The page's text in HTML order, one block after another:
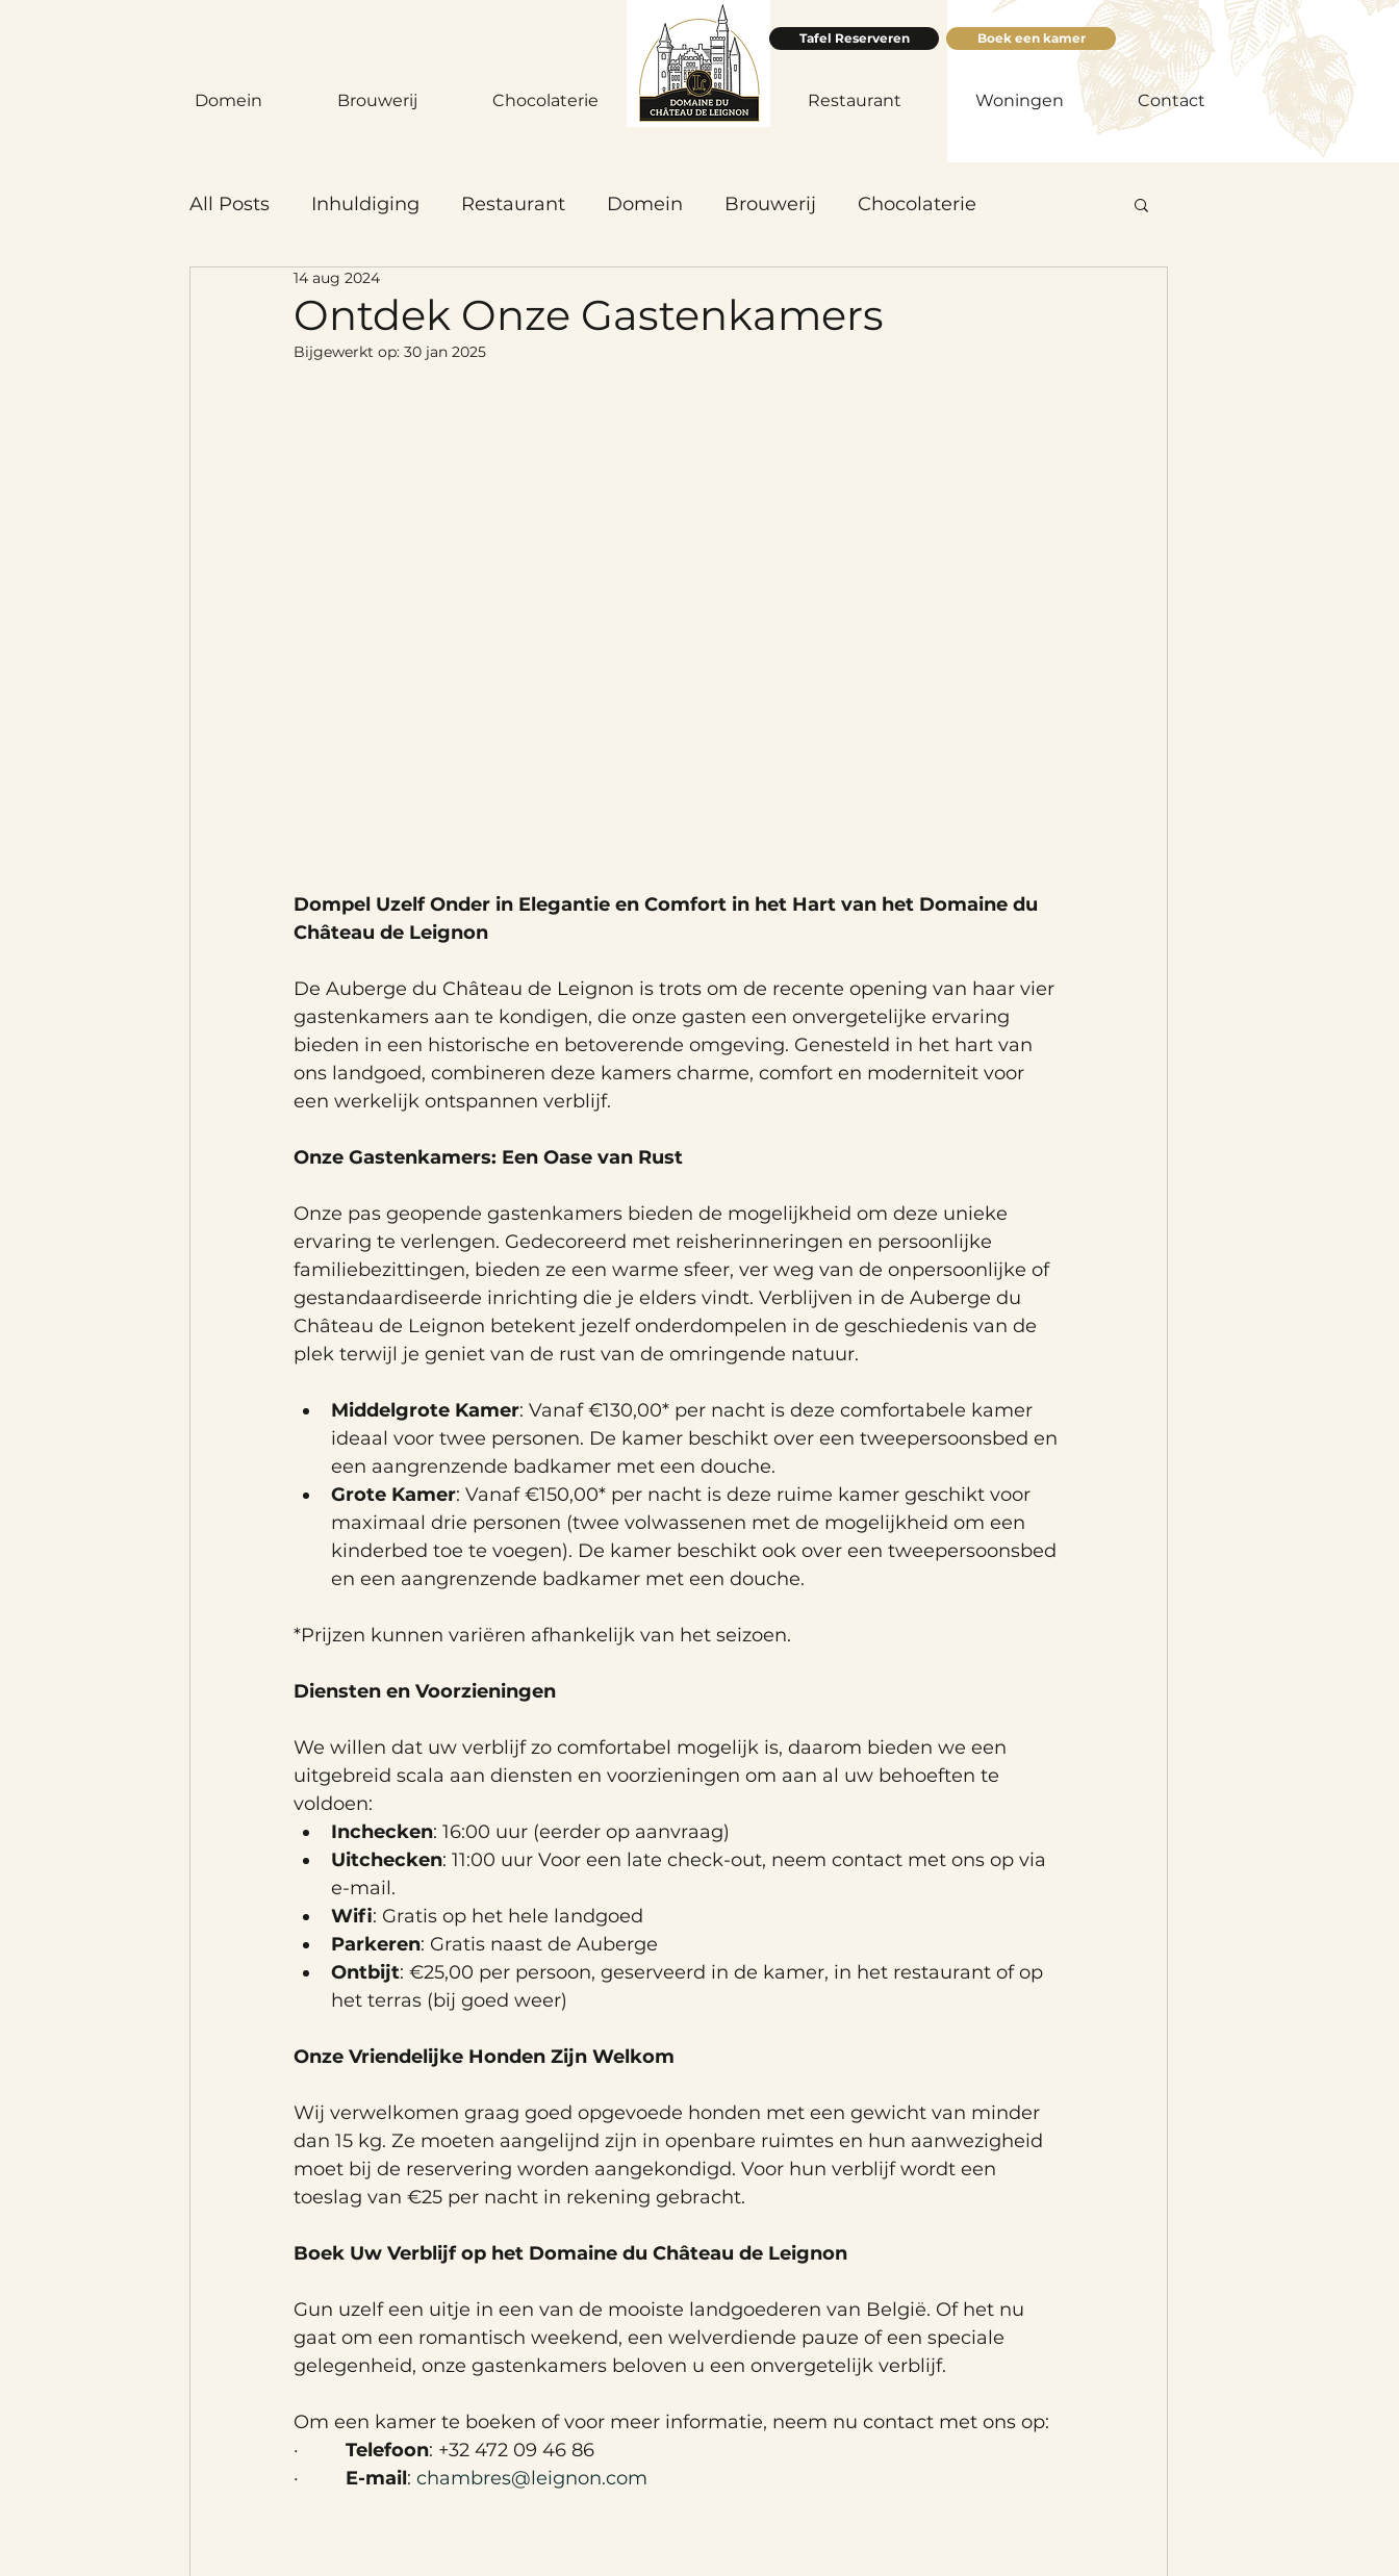
Domein Brouwerij Chocolaterie Accueil Restaurant Woningen Contact
Tafel Reserveren Boek een kamer
All Posts Inhuldiging Restaurant Domein Brouwerij Chocolaterie
Ontdek Onze Gastenkamers
14 aug 2024
Bijgewerkt op: 30 jan 2025
Dompel Uzelf Onder in Elegantie en Comfort in het Hart van het Domaine du
Château de Leignon
De Auberge du Château de Leignon is trots om de recente opening van haar vier
gastenkamers aan te kondigen, die onze gasten een onvergetelijke ervaring
bieden in een historische en betoverende omgeving. Genesteld in het hart van
ons landgoed, combineren deze kamers charme, comfort en moderniteit voor
een werkelijk ontspannen verblijf.
Onze Gastenkamers: Een Oase van Rust
Onze pas geopende gastenkamers bieden de mogelijkheid om deze unieke
ervaring te verlengen. Gedecoreerd met reisherinneringen en persoonlijke
familiebezittingen, bieden ze een warme sfeer, ver weg van de onpersoonlijke of
gestandaardiseerde inrichting die je elders vindt. Verblijven in de Auberge du
Château de Leignon betekent jezelf onderdompelen in de geschiedenis van de
plek terwijl je geniet van de rust van de omringende natuur.
Middelgrote Kamer: Vanaf €130,00* per nacht is deze comfortabele kamer
ideaal voor twee personen. De kamer beschikt over een tweepersoonsbed en
een aangrenzende badkamer met een douche.
Grote Kamer: Vanaf €150,00* per nacht is deze ruime kamer geschikt voor
maximaal drie personen (twee volwassenen met de mogelijkheid om een
kinderbed toe te voegen). De kamer beschikt ook over een tweepersoonsbed
en een aangrenzende badkamer met een douche.
*Prijzen kunnen variëren afhankelijk van het seizoen.
Diensten en Voorzieningen
We willen dat uw verblijf zo comfortabel mogelijk is, daarom bieden we een
uitgebreid scala aan diensten en voorzieningen om aan al uw behoeften te
voldoen:
Inchecken: 16:00 uur (eerder op aanvraag)
Uitchecken: 11:00 uur Voor een late check-out, neem contact met ons op via
e-mail.
Wifi: Gratis op het hele landgoed
Parkeren: Gratis naast de Auberge
Ontbijt: €25,00 per persoon, geserveerd in de kamer, in het restaurant of op
het terras (bij goed weer)
Onze Vriendelijke Honden Zijn Welkom
Wij verwelkomen graag goed opgevoede honden met een gewicht van minder
dan 15 kg. Ze moeten aangelijnd zijn in openbare ruimtes en hun aanwezigheid
moet bij de reservering worden aangekondigd. Voor hun verblijf wordt een
toeslag van €25 per nacht in rekening gebracht.
Boek Uw Verblijf op het Domaine du Château de Leignon
Gun uzelf een uitje in een van de mooiste landgoederen van België. Of het nu
gaat om een romantisch weekend, een welverdiende pauze of een speciale
gelegenheid, onze gastenkamers beloven u een onvergetelijk verblijf.
Om een kamer te boeken of voor meer informatie, neem nu contact met ons op:
· Telefoon: +32 472 09 46 86
· E-mail: chambres@leignon.com